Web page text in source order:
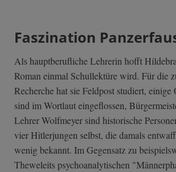
Faszination
Als hauptberufliche Lehrerin hofft
Roman einmal Schullektüre wird. Für die
Recherche hat sie Feldpost studiert,
sind im Wortlaut eingeflossen,
Lehrer Wolfmeyer sind historische
vier Hitlerjungen selbst, die damals
wenig bekannt. Im Gegensatz zu
Theweleits psychoanalytischen